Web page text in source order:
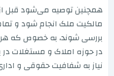
همچنین توصیه می‌شود قبل
مالکیت ملک انجام شود و
بررسی شوند، به خصوص که
در حوزه املاک و مستغلات در
نیاز به شفافیت حقوقی و